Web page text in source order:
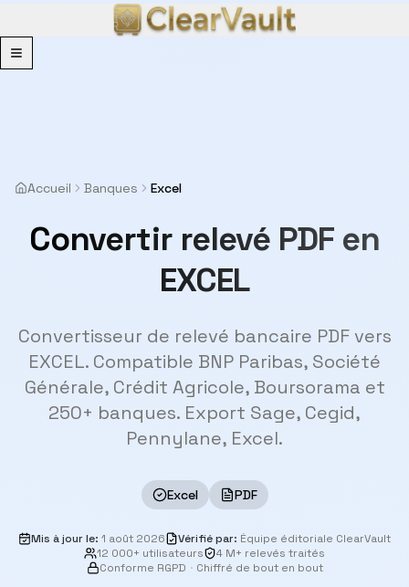
Menu
Accueil Banques Excel
Convertir relevé PDF en
EXCEL
Convertisseur de relevé bancaire PDF vers
EXCEL. Compatible BNP Paribas, Société
Générale, Crédit Agricole, Boursorama et
250+ banques. Export Sage, Cegid,
Pennylane, Excel.
Excel PDF
Mis à jour le: 1 août 2026 Vérifié par: Équipe éditoriale ClearVault
12 000+ utilisateurs
4 M+ relevés traités
Conforme RGPD · Chiffré de bout en bout